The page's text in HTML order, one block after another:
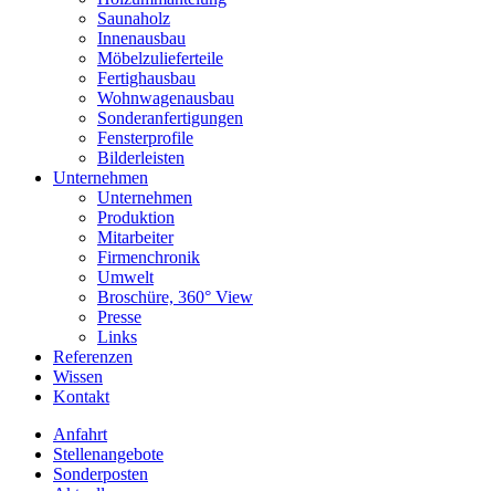
Saunaholz
Innenausbau
Möbelzulieferteile
Fertighausbau
Wohnwagenausbau
Sonderanfertigungen
Fensterprofile
Bilderleisten
Unternehmen
Unternehmen
Produktion
Mitarbeiter
Firmenchronik
Umwelt
Broschüre, 360° View
Presse
Links
Referenzen
Wissen
Kontakt
Anfahrt
Stellenangebote
Sonderposten